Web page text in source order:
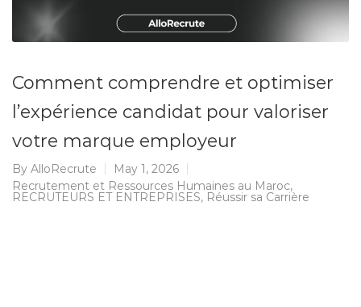
Comment comprendre et optimiser
l’expérience candidat pour valoriser
votre marque employeur
By AlloRecrute
May 1, 2026
Recrutement et Ressources Humaines au Maroc,
RECRUTEURS ET ENTREPRISES, Réussir sa Carrière